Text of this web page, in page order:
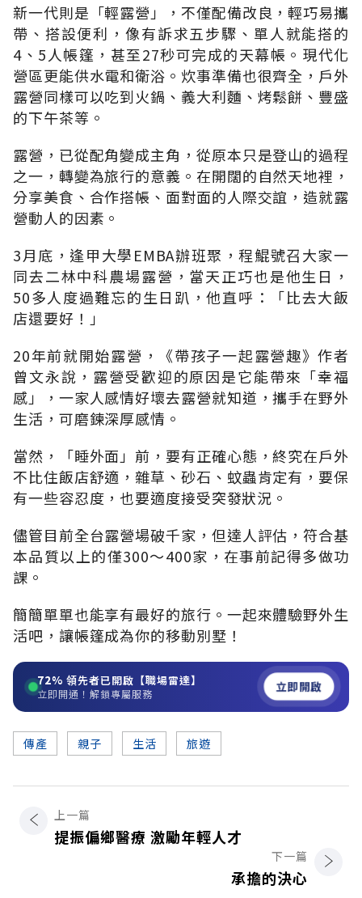
新一代則是「輕露營」，不僅配備改良，輕巧易攜
帶、搭設便利，像有訴求五步驟、單人就能搭的
4、5人帳篷，甚至27秒可完成的天幕帳。現代化
營區更能供水電和衛浴。炊事準備也很齊全，戶外
露營同樣可以吃到火鍋、義大利麵、烤鬆餅、豐盛
的下午茶等。
露營，已從配角變成主角，從原本只是登山的過程
之一，轉變為旅行的意義。在開闊的自然天地裡，
分享美食、合作搭帳、面對面的人際交誼，造就露
營動人的因素。
3月底，逢甲大學EMBA辦班聚，程鯤號召大家一
同去二林中科農場露營，當天正巧也是他生日，
50多人度過難忘的生日趴，他直呼：「比去大飯
店還要好！」
20年前就開始露營，《帶孩子一起露營趣》作者
曾文永說，露營受歡迎的原因是它能帶來「幸福
感」，一家人感情好壞去露營就知道，攜手在野外
生活，可磨鍊深厚感情。
當然，「睡外面」前，要有正確心態，終究在戶外
不比住飯店舒適，雜草、砂石、蚊蟲肯定有，要保
有一些容忍度，也要適度接受突發狀況。
儘管目前全台露營場破千家，但達人評估，符合基
本品質以上的僅300～400家，在事前記得多做功
課。
簡簡單單也能享有最好的旅行。一起來體驗野外生
活吧，讓帳篷成為你的移動別墅！
72% 領先者已開啟【職場雷達】
立即開通！解鎖專屬服務 立即開啟
傳產 親子 生活 旅遊
上一篇
提振偏鄉醫療 激勵年輕人才
下一篇
承擔的決心